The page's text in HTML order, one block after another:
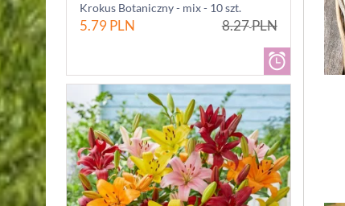
Krokus Botaniczny - mix - 10 szt.
5.79PLN 8.27PLN